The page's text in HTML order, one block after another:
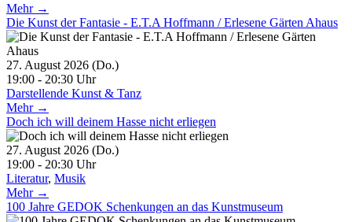
Mehr →
Die Kunst der Fantasie - E.T.A Hoffmann / Erlesene Gärten Ahaus
27. August 2026 (Do.)
19:00 - 20:30 Uhr
Darstellende Kunst & Tanz
Mehr →
Doch ich will deinem Hasse nicht erliegen
27. August 2026 (Do.)
19:00 - 20:30 Uhr
Literatur, Musik
Mehr →
100 Jahre GEDOK Schenkungen an das Kunstmuseum